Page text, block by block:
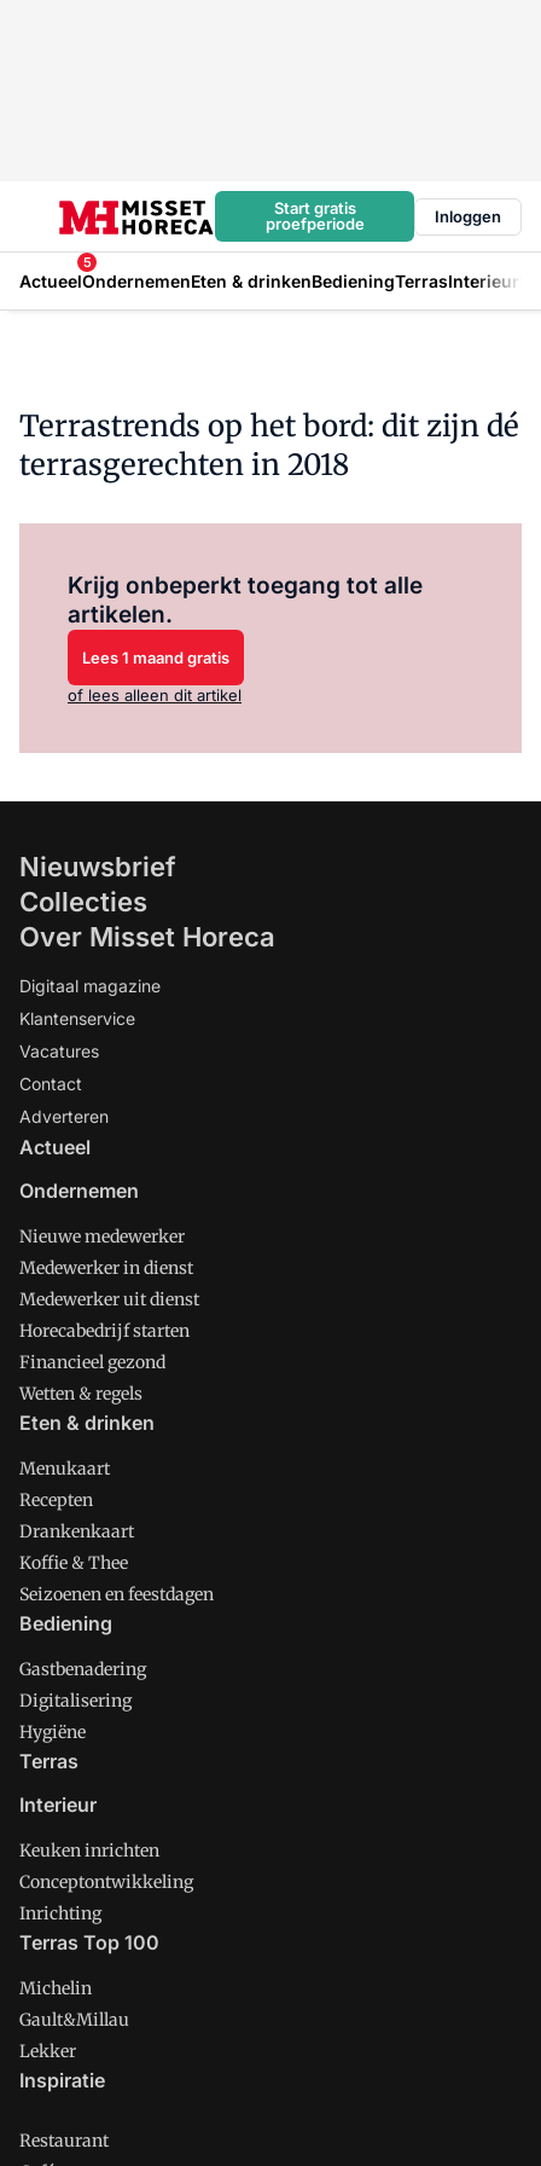
Start gratis
proefperiode
Inloggen
Actueel
5
OndernemenEten & drinkenBedieningTerrasInterieur
Terrastrends op het bord: dit zijn dé
terrasgerechten in 2018
Krijg onbeperkt toegang tot alle
artikelen.
Lees 1 maand gratis
of lees alleen dit artikel
Nieuwsbrief
Collecties
Over Misset Horeca
Digitaal magazine
Klantenservice
Vacatures
Contact
Adverteren
Actueel
Ondernemen
Nieuwe medewerker
Medewerker in dienst
Medewerker uit dienst
Horecabedrijf starten
Financieel gezond
Wetten & regels
Eten & drinken
Menukaart
Recepten
Drankenkaart
Koffie & Thee
Seizoenen en feestdagen
Bediening
Gastbenadering
Digitalisering
Hygiëne
Terras
Interieur
Keuken inrichten
Conceptontwikkeling
Inrichting
Terras Top 100
Michelin
Gault&Millau
Lekker
Inspiratie
Restaurant